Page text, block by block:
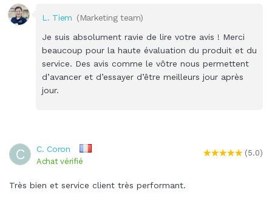
L. Tiem (Marketing team)
Je suis absolument ravie de lire votre avis ! Merci
beaucoup pour la haute évaluation du produit et du
service. Des avis comme le vôtre nous permettent
d’avancer et d’essayer d’être meilleurs jour après
jour.
C C. Coron
Achat vérifié
(5.0)
Très bien et service client très performant.